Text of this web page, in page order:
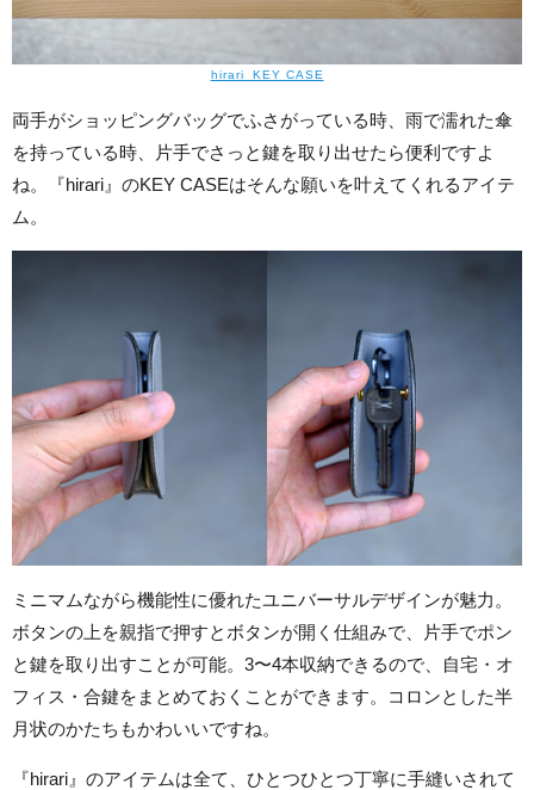
hirari_KEY CASE
両手がショッピングバッグでふさがっている時、雨で濡れた傘
を持っている時、片手でさっと鍵を取り出せたら便利ですよ
ね。『hirari』のKEY CASEはそんな願いを叶えてくれるアイテ
ム。
ミニマムながら機能性に優れたユニバーサルデザインが魅力。
ボタンの上を親指で押すとボタンが開く仕組みで、片手でポン
と鍵を取り出すことが可能。3〜4本収納できるので、自宅・オ
フィス・合鍵をまとめておくことができます。コロンとした半
月状のかたちもかわいいですね。
『hirari』のアイテムは全て、ひとつひとつ丁寧に手縫いされて